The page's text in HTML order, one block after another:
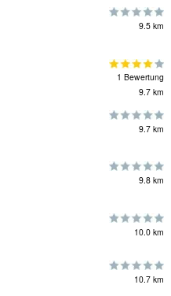
9.5 km
1 Bewertung
9.7 km
9.7 km
9.8 km
10.0 km
10.7 km